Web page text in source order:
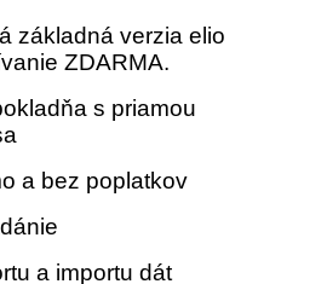
základná verzia elio
ZDARMA.
s priamou
a bez poplatkov
a importu dát